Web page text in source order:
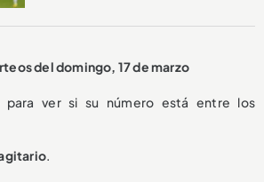
del domingo, 17 de marzo
para ver si su número está entre los
.